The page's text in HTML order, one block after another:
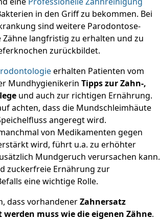
in den Griff zu bekommen. Bei
sind weitere Parodontose-
langfristig zu erhalten und zu
zurückbildet.
erhalten Patienten vom
Mundhygienikerin Tipps zur Zahn-,
und auch zur richtigen Ernährung.
achten, dass die Mundschleimhäute
angeregt wird.
von Medikamenten gegen
wird, führt u.a. zu erhöhter
Mundgeruch verursachen kann.
zuckerfreie Ernährung zur
eine wichtige Rolle.
dass vorhandenerZahnersatz
muss wie die eigenen Zähne.